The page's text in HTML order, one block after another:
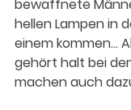
bewaffnete
hellen Lampen in
einem kommen…
gehört halt bei
machen auch